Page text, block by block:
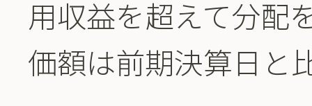
用収益を超えて分配
価額は前期決算日と